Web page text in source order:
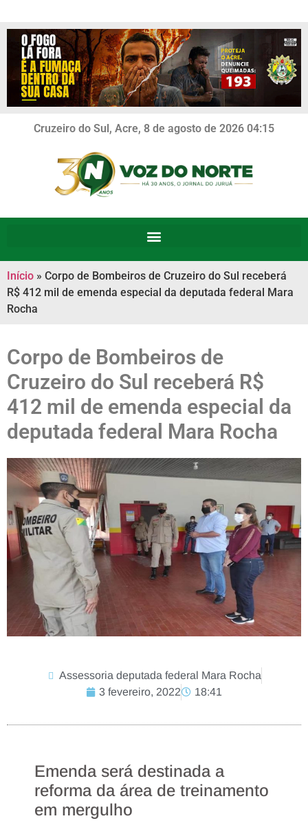
Cruzeiro do Sul, Acre, 8 de agosto de 2026 04:15
Início » Corpo de Bombeiros de Cruzeiro do Sul receberá
R$ 412 mil de emenda especial da deputada federal Mara
Rocha
Corpo de Bombeiros de
Cruzeiro do Sul receberá R$
412 mil de emenda especial da
deputada federal Mara Rocha
Assessoria deputada federal Mara Rocha
3 fevereiro, 2022
18:41
Emenda será destinada a
reforma da área de treinamento
em mergulho